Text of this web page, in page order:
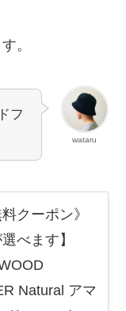
。
wataru
フ
料クーポン》
べます】
Natural アマ